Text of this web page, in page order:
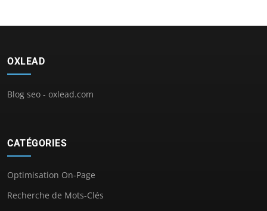
OXLEAD
Blog seo - oxlead.com
CATÉGORIES
Optimisation On-Page
Recherche de Mots-Clés